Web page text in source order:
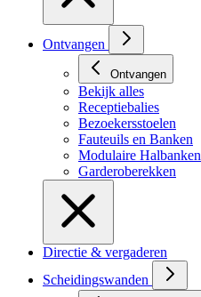
Ontvangen
Ontvangen
Bekijk alles
Receptiebalies
Bezoekersstoelen
Fauteuils en Banken
Modulaire Halbanken
Garderoberekken
Directie & vergaderen
Scheidingswanden